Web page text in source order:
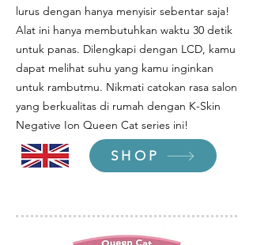
lurus dengan hanya menyisir sebentar saja!
Alat ini hanya membutuhkan waktu 30 detik
untuk panas. Dilengkapi dengan LCD, kamu
dapat melihat suhu yang kamu inginkan
untuk rambutmu. Nikmati catokan rasa salon
yang berkualitas di rumah dengan K-Skin
Negative Ion Queen Cat series ini!
SHOP